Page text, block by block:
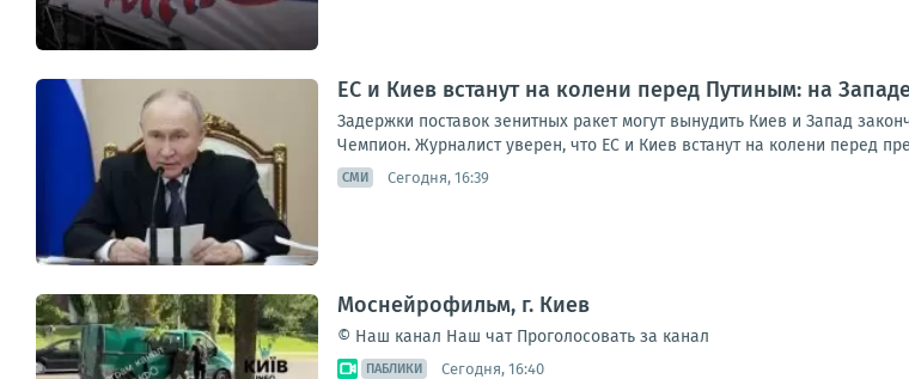
ЕС и Киев встанут на колени перед Путиным: на
Задержки поставок зенитных ракет могут вынудить Киев и Запад
Чемпион. Журналист уверен, что ЕС и Киев встанут на колени перед
СМИ Сегодня, 16:39
Моснейрофильм, г. Киев
© Наш канал Наш чат Проголосовать за канал
ПАБЛИКИ Сегодня, 16:40